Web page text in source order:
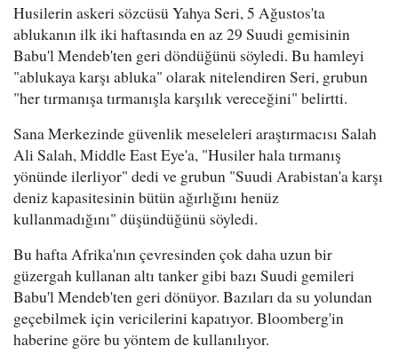
Husilerin askeri sözcüsü Yahya Seri, 5 Ağustos'ta
ablukanın ilk iki haftasında en az 29 Suudi gemisinin
Babu'l Mendeb'ten geri döndüğünü söyledi. Bu hamleyi
"ablukaya karşı abluka" olarak nitelendiren Seri, grubun
"her tırmanışa tırmanışla karşılık vereceğini" belirtti.
Sana Merkezinde güvenlik meseleleri araştırmacısı Salah
Ali Salah, Middle East Eye'a, "Husiler hala tırmanış
yönünde ilerliyor" dedi ve grubun "Suudi Arabistan'a karşı
deniz kapasitesinin bütün ağırlığını henüz
kullanmadığını" düşündüğünü söyledi.
Bu hafta Afrika'nın çevresinden çok daha uzun bir
güzergah kullanan altı tanker gibi bazı Suudi gemileri
Babu'l Mendeb'ten geri dönüyor. Bazıları da su yolundan
geçebilmek için vericilerini kapatıyor. Bloomberg'in
haberine göre bu yöntem de kullanılıyor.